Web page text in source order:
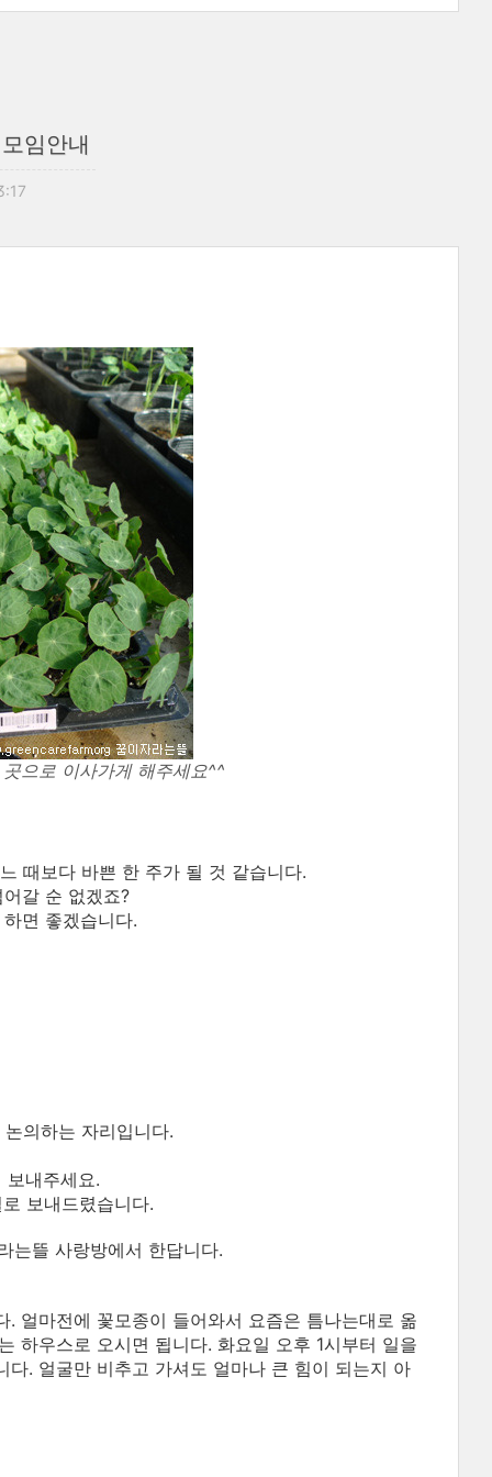
임안내
으로 이사가게 해주세요^^
때보다 바쁜 한 주가 될 것 같습니다.
갈 순 없겠죠?
면 좋겠습니다.
의하는 자리입니다.
내주세요.
보내드렸습니다.
는뜰 사랑방에서 한답니다.
얼마전에 꽃모종이 들어와서 요즘은 틈나는대로 옮
하우스로 오시면 됩니다. 화요일 오후 1시부터 일을
. 얼굴만 비추고 가셔도 얼마나 큰 힘이 되는지 아